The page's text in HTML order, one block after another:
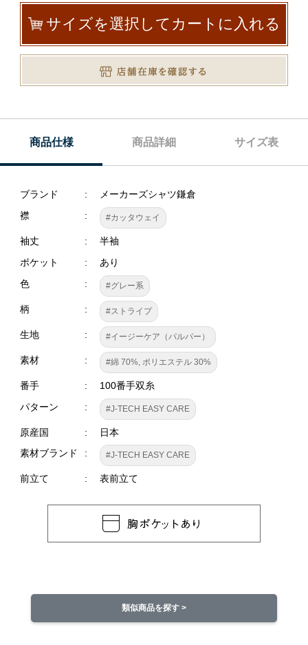
サイズを選択してカートに入れる
商品仕様 商品詳細 サイズ表
ブランド
メーカーズシャツ鎌倉
襟
#カッタウェイ
袖丈
半袖
ポケット
あり
色
#グレー系
柄 #ストライプ
生地 #イージーケア（パルパー）
素材 #綿 70%, ポリエステル 30%
番手
100番手双糸
パターン
#J-TECH EASY CARE
原産国
日本
素材ブランド
#J-TECH EASY CARE
前立て 表前立て
類似商品を探す >